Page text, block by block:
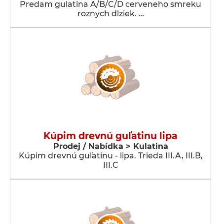
Predam gulatina A/B/C/D cerveneho smreku
roznych dlziek. …
Kúpim drevnú guľatinu lipa
Prodej / Nabídka > Kulatina
Kúpim drevnú guľatinu - lipa. Trieda III.A, III.B,
III.C